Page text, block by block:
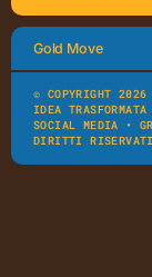
Gold Move
© COPYRIGHT
IDEA
SOCIAL MEDIA •
DIRITTI